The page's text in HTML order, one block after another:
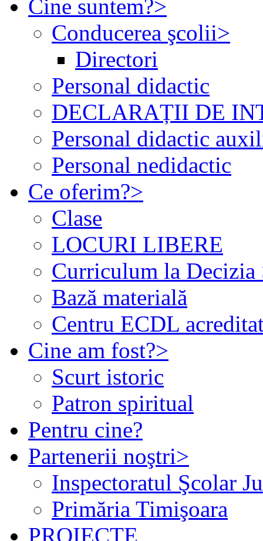
Cine suntem?>
Conducerea şcolii>
Directori
Personal didactic
DECLARAȚII DE
Personal didactic
Personal nedidactic
Ce oferim?>
Clase
LOCURI LIBERE
Curriculum la
Bază materială
Centru ECDL
Cine am fost?>
Scurt istoric
Patron spiritual
Pentru cine?
Partenerii noştri>
Inspectoratul Şcolar
Primăria Timişoara
PROIECTE